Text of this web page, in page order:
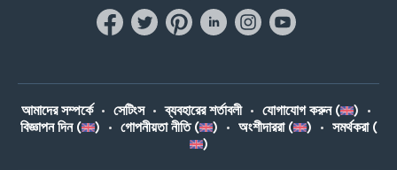
আমাদের সম্পর্কে • সেটিংস • ব্যবহারের শর্তাবলী • যোগাযোগ করুন ( ) •
বিজ্ঞাপন দিন (
) • গোপনীয়তা নীতি ( ) • অংশীদাররা ( ) • সমর্থকরা (
)